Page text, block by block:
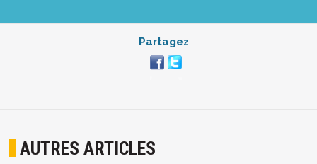
Partagez
AUTRES ARTICLES